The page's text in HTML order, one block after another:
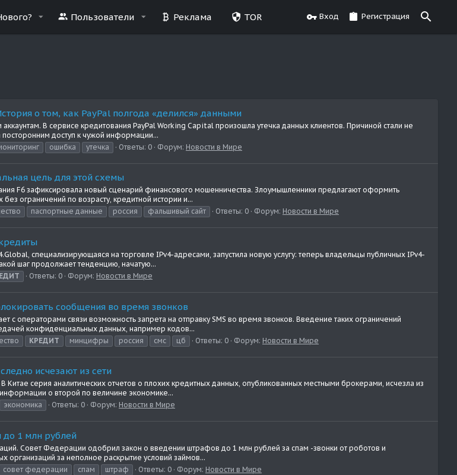
Пользователи Реклама TOR Вход Регистрация
о том, как PayPal полгода «делился» данными
В сервисе кредитования PayPal Working Capital произошла утечка данных клиентов. Причиной стали не
доступ к чужой информации...
ошибка утечка Ответы: 0 Форум: Новости в Мире
цель для этой схемы
F6 зафиксировала новый сценарий финансового мошенничества. Злоумышленники предлагают оформить
ограничений по возрасту, кредитной истории и...
паспортные данные россия фальшивый сайт Ответы: 0 Форум: Новости в Мире
специализирующаяся на торговле IPv4-адресами, запустила новую услугу: теперь владельцы публичных IPv4-
шаг продолжает тенденцию, начатую...
Ответы: 0 Форум: Новости в Мире
сообщения во время звонков
операторами связи возможность запрета на отправку SMS во время звонков. Введение таких ограничений
конфиденциальных данных, например кодов...
КРЕДИТ минцифры россия смс цб Ответы: 0 Форум: Новости в Мире
исчезают из сети
серия аналитических отчетов о плохих кредитных данных, опубликованных местными брокерами, исчезла из
о второй по величине экономике...
экономика Ответы: 0 Форум: Новости в Мире
1 млн рублей
Совет Федерации одобрил закон о введении штрафов до 1 млн рублей за спам -звонки от роботов и
организаций за неполное раскрытие условий займов...
совет федерации спам штраф Ответы: 0 Форум: Новости в Мире